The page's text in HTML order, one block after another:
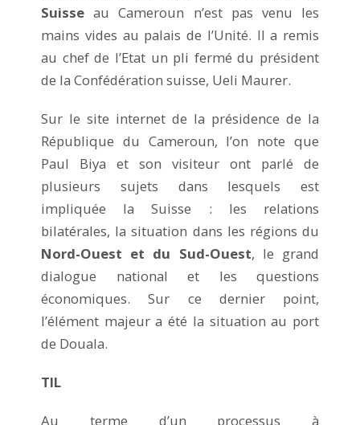
Suisse au Cameroun n’est pas venu les
mains vides au palais de l’Unité. Il a remis
au chef de l’Etat un pli fermé du président
de la Confédération suisse, Ueli Maurer.
Sur le site internet de la présidence de la
République du Cameroun, l’on note que
Paul Biya et son visiteur ont parlé de
plusieurs sujets dans lesquels est
impliquée la Suisse : les relations
bilatérales, la situation dans les régions du
Nord-Ouest et du Sud-Ouest, le grand
dialogue national et les questions
économiques. Sur ce dernier point,
l’élément majeur a été la situation au port
de Douala.
TIL
Au terme d’un processus à